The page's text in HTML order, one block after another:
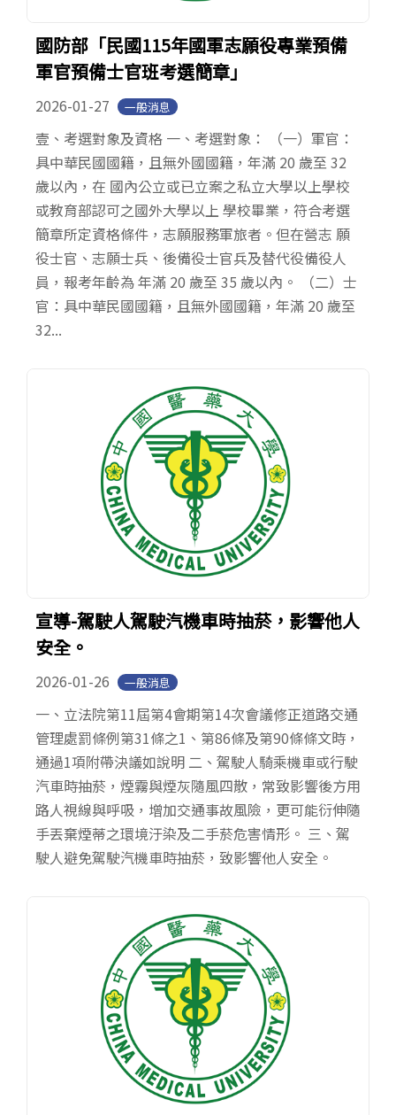
國防部「民國115年國軍志願役專業預備
軍官預備士官班考選簡章」
2026-01-27 一般消息
壹、考選對象及資格 一、考選對象： （一）軍官：
具中華民國國籍，且無外國國籍，年滿 20 歲至 32
歲以內，在 國內公立或已立案之私立大學以上學校
或教育部認可之國外大學以上 學校畢業，符合考選
簡章所定資格條件，志願服務軍旅者。但在營志 願
役士官、志願士兵、後備役士官兵及替代役備役人
員，報考年齡為 年滿 20 歲至 35 歲以內。 （二）士
官：具中華民國國籍，且無外國國籍，年滿 20 歲至
32...
宣導-駕駛人駕駛汽機車時抽菸，影響他人
安全。
2026-01-26 一般消息
一、立法院第11屆第4會期第14次會議修正道路交通
管理處罰條例第31條之1、第86條及第90條條文時，
通過1項附帶決議如說明 二、駕駛人騎乘機車或行駛
汽車時抽菸，煙霧與煙灰隨風四散，常致影響後方用
路人視線與呼吸，增加交通事故風險，更可能衍伸隨
手丟棄煙蒂之環境汙染及二手菸危害情形。 三、駕
駛人避免駕駛汽機車時抽菸，致影響他人安全。